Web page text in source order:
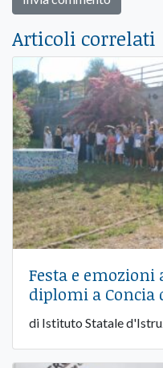
Articoli correlati
Festa e emozioni
diplomi a Concia
di Istituto Statale